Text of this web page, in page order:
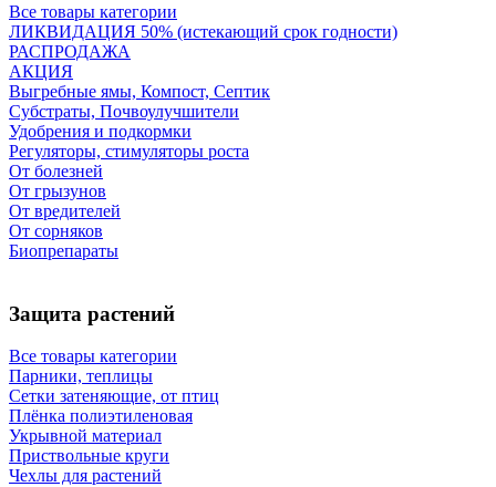
Все товары категории
ЛИКВИДАЦИЯ 50% (истекающий срок годности)
РАСПРОДАЖА
АКЦИЯ
Выгребные ямы, Компост, Септик
Субстраты, Почвоулучшители
Удобрения и подкормки
Регуляторы, стимуляторы роста
От болезней
От грызунов
От вредителей
От сорняков
Биопрепараты
Защита растений
Все товары категории
Парники, теплицы
Сетки затеняющие, от птиц
Плёнка полиэтиленовая
Укрывной материал
Приствольные круги
Чехлы для растений